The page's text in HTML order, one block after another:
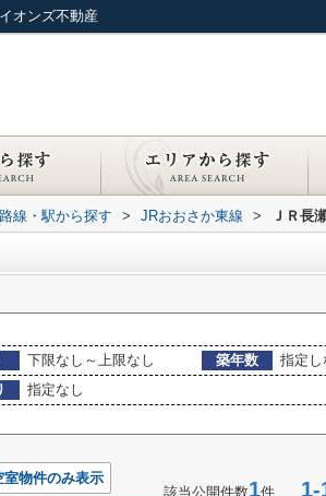
オンズ不動産
線・駅から探す > JRおおさか東線 > ＪＲ長
下限なし～上限なし 築年数
指定し
指定なし
室物件のみ表示
該当公開件数1件 1-